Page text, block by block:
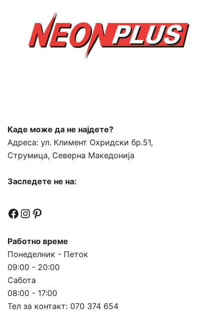
Каде може да не најдете?
Адреса: ул. Климент Охридски бр.51,
Струмица, Северна Македонија
Заследете не на:
Facebook
Instagram
Pinterest
Работно време
Понеделник - Петок
09:00 - 20:00
Сабота
08:00 - 17:00
Тел за контакт: 070 374 654